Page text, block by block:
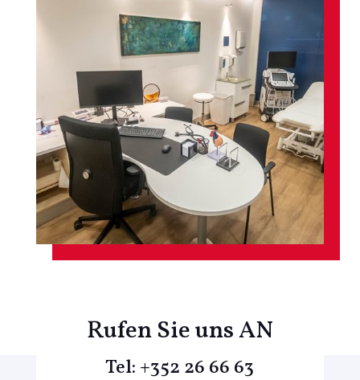
Rufen Sie uns AN
Tel: +352 26 66 63